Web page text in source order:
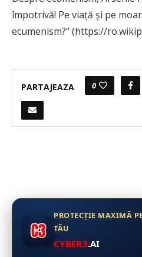
împotrivă! Pe viață și pe
ecumenism?” (https://
PARTAJEAZA 0
PROTECȚIE MAXIMĂ
TĂU
CYBER3.AI